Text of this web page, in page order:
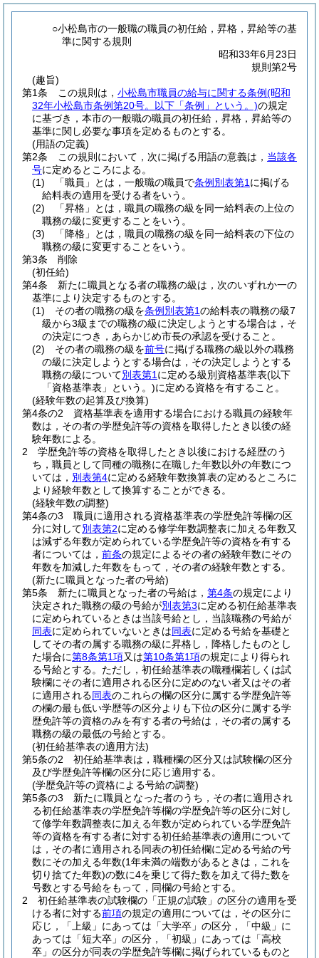
○小松島市の一般職の職員の初任給，昇格，昇給等の基
準に関する規則
昭和33年6月23日
規則第2号
(趣旨)
第1条
この規則は， 小松島市職員の給与に関する条例(昭和
32年小松島市条例第20号。以下「条例」という。)の規定
に基づき，本市の一般職の職員の初任給，昇格，昇給等の
基準に関し必要な事項を定めるものとする。
(用語の定義)
第2条
この規則において，次に掲げる用語の意義は， 当該各
号に定めるところによる。
(1)
「職員」とは，一般職の職員で条例別表第1 に掲げる
給料表の適用を受ける者をいう。
(2)
「昇格」とは，職員の職務の級を同一給料表の上位の
職務の級に変更することをいう。
(3)
「降格」とは，職員の職務の級を同一給料表の下位の
職務の級に変更することをいう。
第3条
削除
(初任給)
第4条
新たに職員となる者の職務の級は，次のいずれか一の
基準により決定するものとする。
(1)
その者の職務の級を条例別表第1の給料表の職務の級7
級から3級までの職務の級に決定しようとする場合は，そ
の決定につき，あらかじめ市長の承認を受けること。
(2)
その者の職務の級を前号に掲げる職務の級以外の職務
の級に決定しようとする場合は，その決定しようとする
職務の級について別表第1 に定める級別資格基準表(以下
「資格基準表」という。)に定める資格を有すること。
(経験年数の起算及び換算)
第4条の2
資格基準表を適用する場合における職員の経験年
数は，その者の学歴免許等の資格を取得したとき以後の経
験年数による。
2
学歴免許等の資格を取得したとき以後における経歴のう
ち，職員として同種の職務に在職した年数以外の年数につ
いては， 別表第4に定める経験年数換算表の定めるところに
より経験年数として換算することができる。
(経験年数の調整)
第4条の3
職員に適用される資格基準表の学歴免許等欄の区
分に対して別表第2に定める修学年数調整表に加える年数又
は減ずる年数が定められている学歴免許等の資格を有する
者については， 前条の規定によるその者の経験年数にその
年数を加減した年数をもって，その者の経験年数とする。
(新たに職員となった者の号給)
第5条
新たに職員となった者の号給は， 第4条の規定により
決定された職務の級の号給が別表第3に定める初任給基準表
に定められているときは当該号給とし，当該職務の号給が
同表に定められていないときは同表に定める号給を基礎と
してその者の属する職務の級に昇格し，降格したものとし
た場合に第8条第1項又は第10条第1項の規定により得られ
る号給とする。 ただし，初任給基準表の職種欄若しくは試
験欄にその者に適用される区分に定めのない者又はその者
に適用される同表のこれらの欄の区分に属する学歴免許等
の欄の最も低い学歴等の区分よりも下位の区分に属する学
歴免許等の資格のみを有する者の号給は，その者の属する
職務の級の最低の号給とする。
(初任給基準表の適用方法)
第5条の2
初任給基準表は，職種欄の区分又は試験欄の区分
及び学歴免許等欄の区分に応じ適用する。
(学歴免許等の資格による号給の調整)
第5条の3
新たに職員となった者のうち，その者に適用され
る初任給基準表の学歴免許等欄の学歴免許等の区分に対し
て修学年数調整表に加える年数が定められている学歴免許
等の資格を有する者に対する初任給基準表の適用について
は，その者に適用される同表の初任給欄に定める号給の号
数にその加える年数(1年未満の端数があるときは，これを
切り捨てた年数)の数に4を乗じて得た数を加えて得た数を
号数とする号給をもって，同欄の号給とする。
2
初任給基準表の試験欄の「正規の試験」の区分の適用を受
ける者に対する前項の規定の適用については，その区分に
応じ，「上級」にあっては「大学卒」の区分，「中級」に
あっては「短大卒」の区分，「初級」にあっては「高校
卒」の区分が同表の学歴免許等欄に掲げられているものと